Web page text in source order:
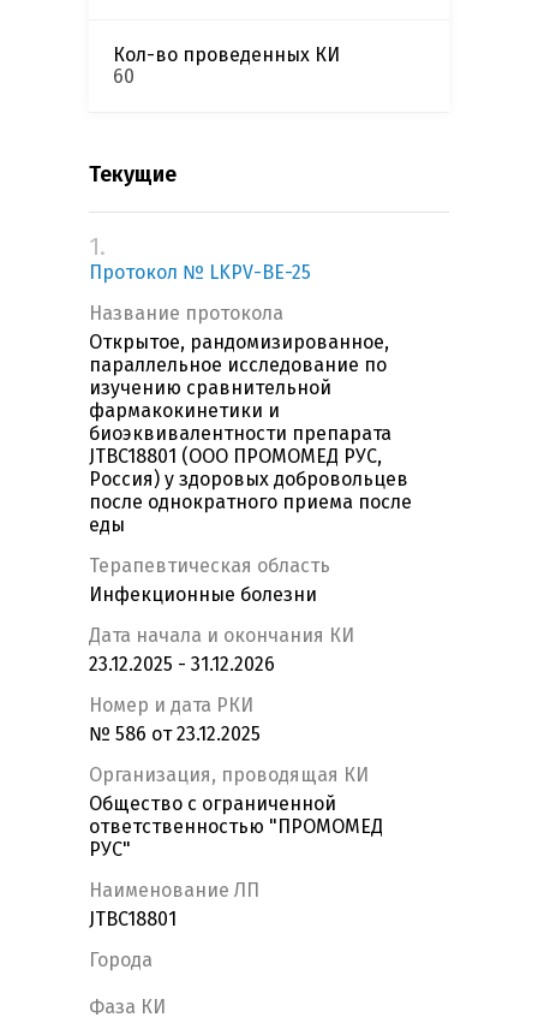
Кол-во проведенных КИ
60
Текущие
1.
Протокол № LKPV-BE-25
Название протокола
Открытое, рандомизированное,
параллельное исследование по
изучению сравнительной
фармакокинетики и
биоэквивалентности препарата
JTBC18801 (ООО ПРОМОМЕД РУС,
Россия) у здоровых добровольцев
после однократного приема после
еды
Терапевтическая область
Инфекционные болезни
Дата начала и окончания КИ
23.12.2025 - 31.12.2026
Номер и дата РКИ
№ 586 от 23.12.2025
Организация, проводящая КИ
Общество с ограниченной
ответственностью "ПРОМОМЕД
РУС"
Наименование ЛП
JTBC18801
Города
Фаза КИ